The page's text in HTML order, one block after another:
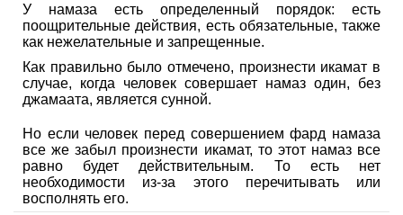
У намаза есть определенный порядок: есть
поощрительные действия, есть обязательные, также
как нежелательные и запрещенные.
Как правильно было отмечено, произнести икамат в
случае, когда человек совершает намаз один, без
джамаата, является сунной.
Но если человек перед совершением фард намаза
все же забыл произнести икамат, то этот намаз все
равно будет действительным. То есть нет
необходимости из-за этого перечитывать или
восполнять его.